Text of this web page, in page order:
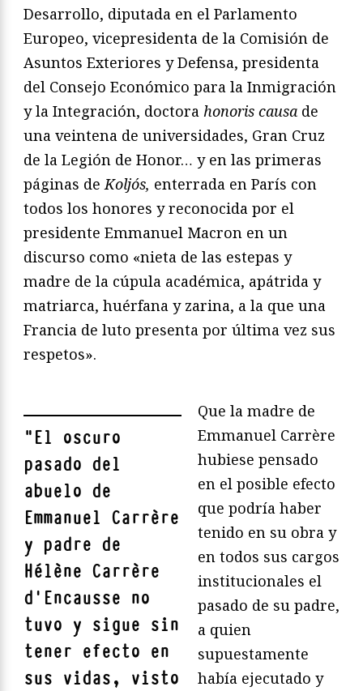
Desarrollo, diputada en el Parlamento
Europeo, vicepresidenta de la Comisión de
Asuntos Exteriores y Defensa, presidenta
del Consejo Económico para la Inmigración
y la Integración, doctora honoris causa de
una veintena de universidades, Gran Cruz
de la Legión de Honor… y en las primeras
páginas de Koljós, enterrada en París con
todos los honores y reconocida por el
presidente Emmanuel Macron en un
discurso como «nieta de las estepas y
madre de la cúpula académica, apátrida y
matriarca, huérfana y zarina, a la que una
Francia de luto presenta por última vez sus
respetos».
"El oscuro
pasado del
abuelo de
Emmanuel Carrère
y padre de
Hélène Carrère
d’Encausse no
tuvo y sigue sin
tener efecto en
sus vidas, visto
Que la madre de
Emmanuel Carrère
hubiese pensado
en el posible efecto
que podría haber
tenido en su obra y
en todos sus cargos
institucionales el
pasado de su padre,
a quien
supuestamente
había ejecutado y